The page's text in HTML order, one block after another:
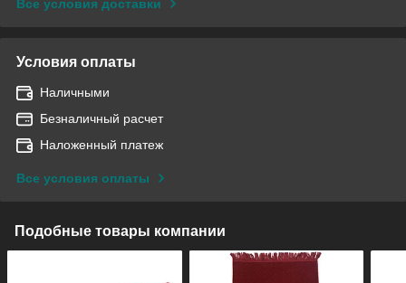
Все условия доставки
Условия оплаты
Наличными
Безналичный расчет
Наложенный платеж
Все условия оплаты
Подобные товары компании